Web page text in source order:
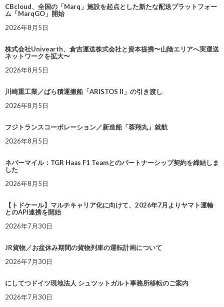
CBcloud、全国の「Marq」施設を起点とした新たな配送プラットフォー
ム「MarqGO」開始
2026年8月5日
株式会社Univearth、倉吉運送株式会社と資本提携〜山陰エリアへ実運送
ネットワークを拡大〜
2026年8月5日
川崎重工業／ばら積運搬船「ARISTOS II」の引き渡し
2026年8月5日
フジトランスコーポレーション／新造船「蓉翔丸」就航
2026年8月5日
ネバーマイル：TGR Haas F1 Teamとのパートナーシップ契約を締結しま
した
2026年8月5日
【トドケール】マルチキャリア化に向けて、2026年7月よりヤマト運輸
とのAPI連携を開始
2026年7月30日
JR貨物／お盆休み期間の貨物列車の運転計画について
2026年7月30日
にしてつドイツ現地法人 シュツットガルト事務所移転のご案内
2026年7月30日